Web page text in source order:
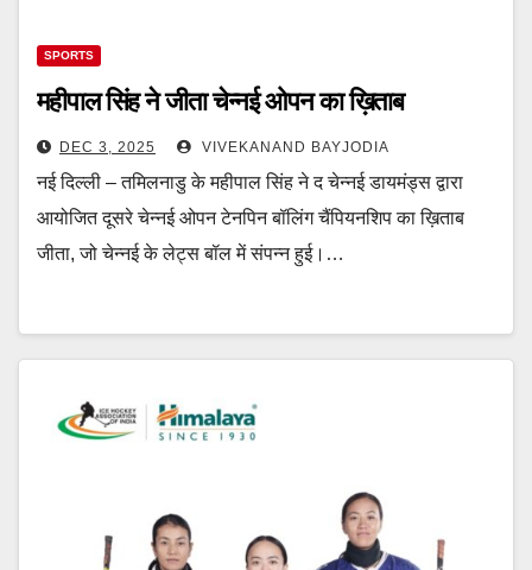
SPORTS
महीपाल सिंह ने जीता चेन्नई ओपन का ख़िताब
DEC 3, 2025 VIVEKANAND BAYJODIA
नई दिल्ली – तमिलनाडु के महीपाल सिंह ने द चेन्नई डायमंड्स द्वारा
आयोजित दूसरे चेन्नई ओपन टेनपिन बॉलिंग चैंपियनशिप का ख़िताब
जीता, जो चेन्नई के लेट्स बॉल में संपन्न हुई।…